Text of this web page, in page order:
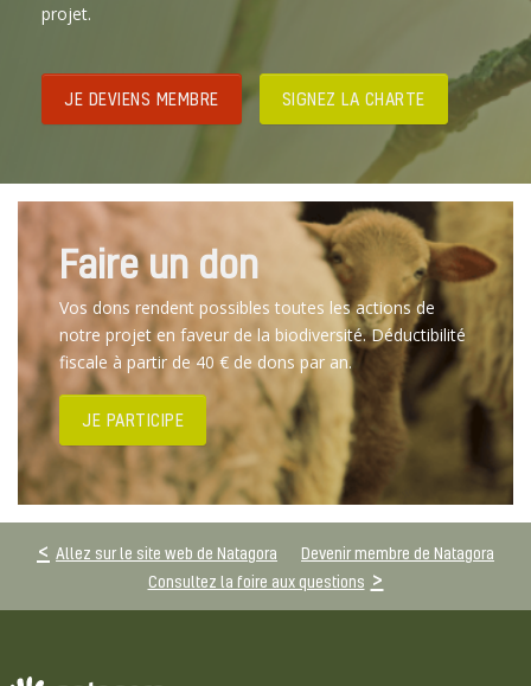
projet.
JE DEVIENS MEMBRE SIGNEZ LA CHARTE
Faire un don
Vos dons rendent possibles toutes les actions de
notre projet en faveur de la biodiversité. Déductibilité
fiscale à partir de 40 € de dons par an.
JE PARTICIPE
Allez sur le site web de Natagora
Devenir membre de Natagora
Consultez la foire aux questions